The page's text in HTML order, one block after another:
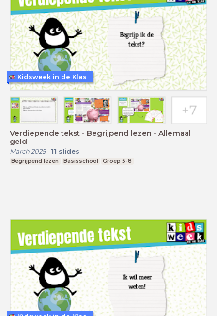
Verdiepende tekst - Begrijpend lezen - Allemaal
geld
March 2025- 11 slides
Begrijpend lezen Basisschool Groep 5-8
Kidsweek in de Klas